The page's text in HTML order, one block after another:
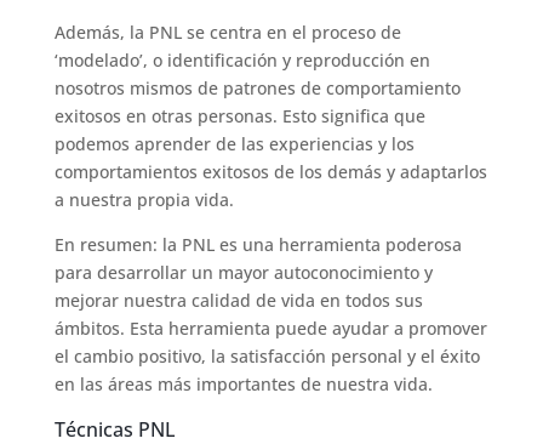
Además, la PNL se centra en el proceso de
‘modelado’, o identificación y reproducción en
nosotros mismos de patrones de comportamiento
exitosos en otras personas. Esto significa que
podemos aprender de las experiencias y los
comportamientos exitosos de los demás y adaptarlos
a nuestra propia vida.
En resumen: la PNL es una herramienta poderosa
para desarrollar un mayor autoconocimiento y
mejorar nuestra calidad de vida en todos sus
ámbitos. Esta herramienta puede ayudar a promover
el cambio positivo, la satisfacción personal y el éxito
en las áreas más importantes de nuestra vida.
Técnicas PNL